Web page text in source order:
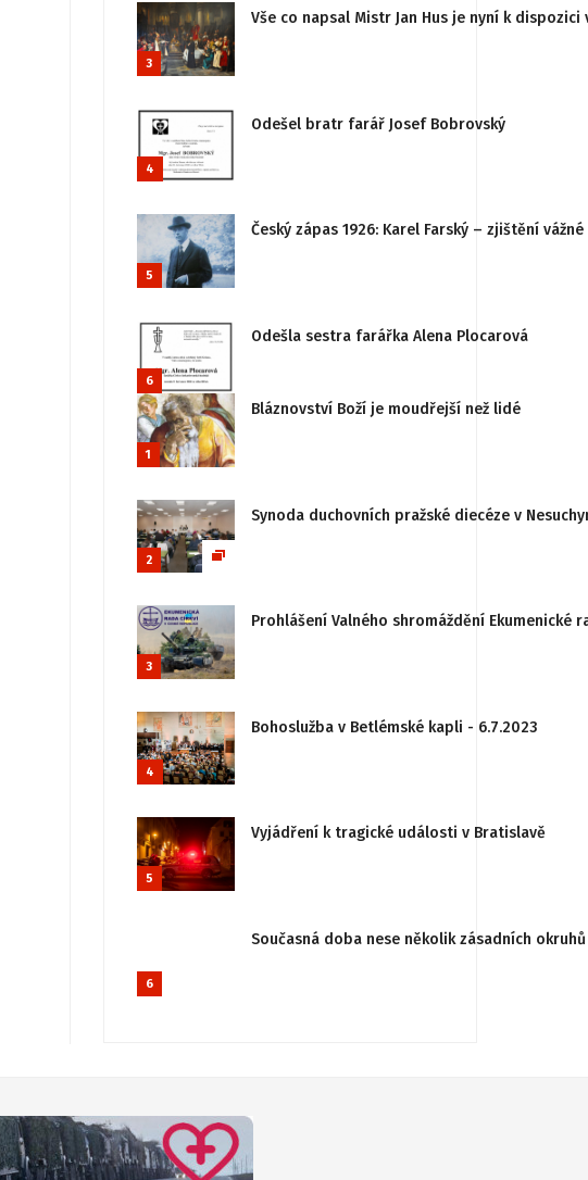
3
Vše co napsal Mistr Jan Hus je nyní k
4
Odešel bratr farář Josef Bobrovský
5
Český zápas 1926: Karel Farský – zjištění
6
Odešla sestra farářka Alena Plocarová
1
Bláznovství Boží je moudřejší než lidé
2
Synoda duchovních pražské diecéze v
3
Prohlášení Valného shromáždění
4
Bohoslužba v Betlémské kapli - 6.7.2023
5
Vyjádření k tragické události v Bratislavě
6
Současná doba nese několik zásadních